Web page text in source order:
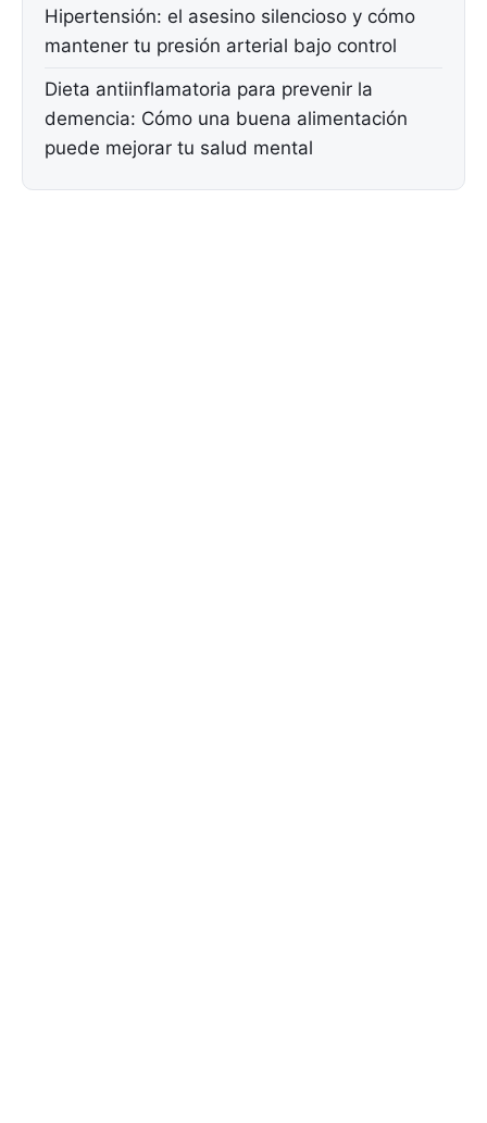
Hipertensión: el asesino silencioso y cómo
mantener tu presión arterial bajo control
Dieta antiinflamatoria para prevenir la
demencia: Cómo una buena alimentación
puede mejorar tu salud mental